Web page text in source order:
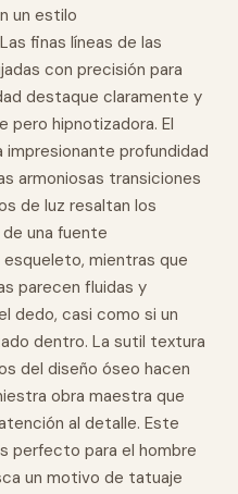
un estilo
finas líneas de las
con precisión para
destaque claramente y
pero hipnotizadora. El
impresionante profundidad
armoniosas transiciones
de luz resaltan los
una fuente
mientras que
parecen fluidas y
dedo, casi como si un
dentro. La sutil textura
del diseño óseo hacen
obra maestra que
al detalle. Este
perfecto para el hombre
un motivo de tatuaje